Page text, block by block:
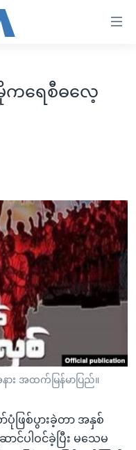
ကရေစီဓလေ့
း အထက်မြန်မာပြည်။
ဖြစ်ပွားခဲ့တာ အနှစ်
င်ပါဝင်ခဲ့ပြီး မသေမ